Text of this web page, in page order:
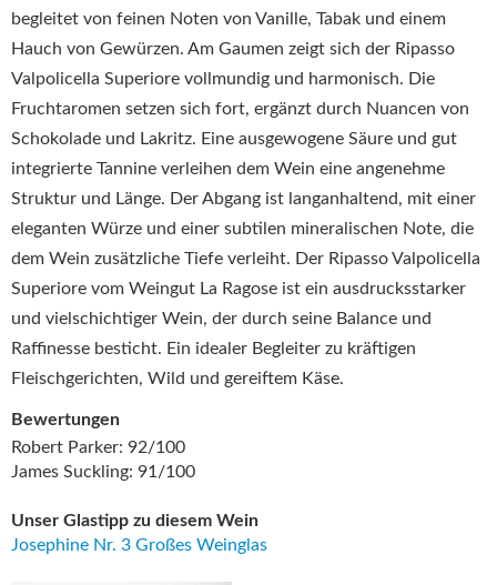
begleitet von feinen Noten von Vanille, Tabak und einem
Hauch von Gewürzen. Am Gaumen zeigt sich der Ripasso
Valpolicella Superiore vollmundig und harmonisch. Die
Fruchtaromen setzen sich fort, ergänzt durch Nuancen von
Schokolade und Lakritz. Eine ausgewogene Säure und gut
integrierte Tannine verleihen dem Wein eine angenehme
Struktur und Länge. Der Abgang ist langanhaltend, mit einer
eleganten Würze und einer subtilen mineralischen Note, die
dem Wein zusätzliche Tiefe verleiht. Der Ripasso Valpolicella
Superiore vom Weingut La Ragose ist ein ausdrucksstarker
und vielschichtiger Wein, der durch seine Balance und
Raffinesse besticht. Ein idealer Begleiter zu kräftigen
Fleischgerichten, Wild und gereiftem Käse.
Bewertungen
Robert Parker: 92/100
James Suckling: 91/100
Unser Glastipp zu diesem Wein
Josephine Nr. 3 Großes Weinglas